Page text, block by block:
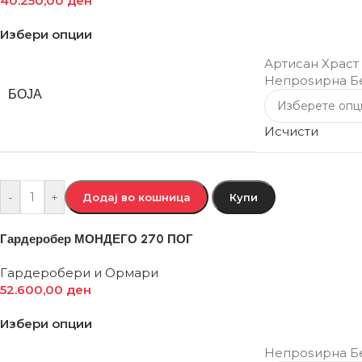
Избери опции
БОЈА
Артисан Храст
Непроѕирна
Исчисти
- + Додај во кошница Купи
Гардеробер МОНДЕГО 270 ПОГ
Гардеробери и Ормари
52.600,00 ден
Избери опции
Непроѕирна